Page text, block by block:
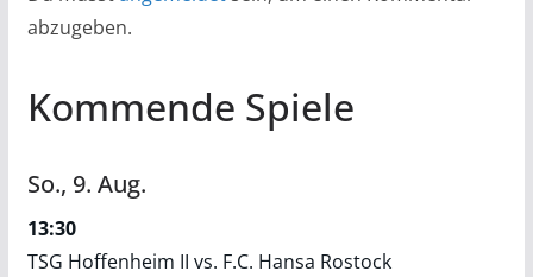
abzugeben.
Kommende Spiele
So., 9. Aug.
13:30
TSG Hoffenheim II vs. F.C. Hansa Rostock